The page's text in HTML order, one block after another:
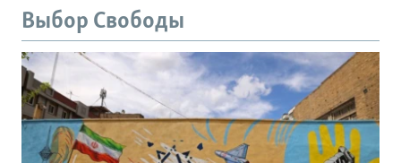
Выбор Свободы